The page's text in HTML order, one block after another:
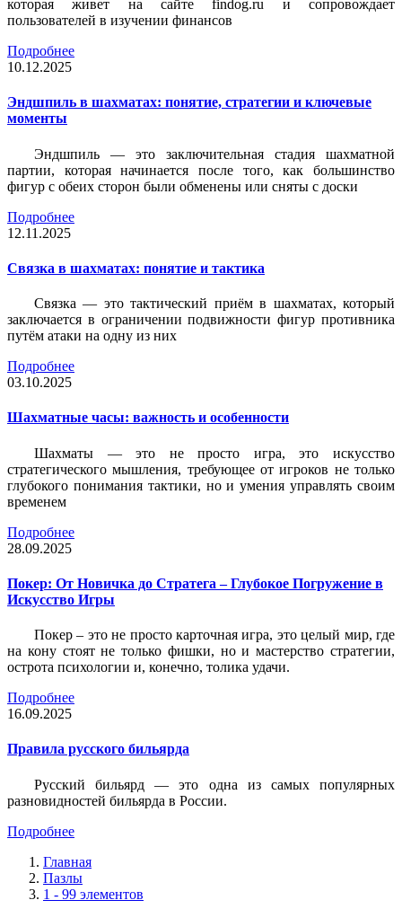
которая живет на сайте findog.ru и сопровождает
пользователей в изучении финансов
Подробнее
10.12.2025
Эндшпиль в шахматах: понятие, стратегии и ключевые
моменты
Эндшпиль — это заключительная стадия шахматной
партии, которая начинается после того, как большинство
фигур с обеих сторон были обменены или сняты с доски
Подробнее
12.11.2025
Связка в шахматах: понятие и тактика
Связка — это тактический приём в шахматах, который
заключается в ограничении подвижности фигур противника
путём атаки на одну из них
Подробнее
03.10.2025
Шахматные часы: важность и особенности
Шахматы — это не просто игра, это искусство
стратегического мышления, требующее от игроков не только
глубокого понимания тактики, но и умения управлять своим
временем
Подробнее
28.09.2025
Покер: От Новичка до Стратега – Глубокое Погружение в
Искусство Игры
Покер – это не просто карточная игра, это целый мир, где
на кону стоят не только фишки, но и мастерство стратегии,
острота психологии и, конечно, толика удачи.
Подробнее
16.09.2025
Правила русского бильярда
Русский бильярд — это одна из самых популярных
разновидностей бильярда в России.
Подробнее
Главная
Пазлы
1 - 99 элементов